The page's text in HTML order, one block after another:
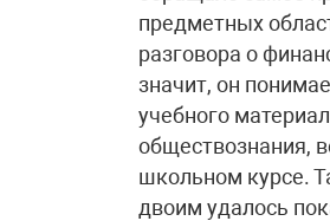
предметных
разговора о
значит, он
учебного
обществознания,
школьном курсе.
двоим удалось